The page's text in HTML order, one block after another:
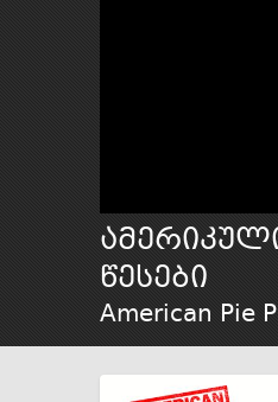
წესები
American Pie